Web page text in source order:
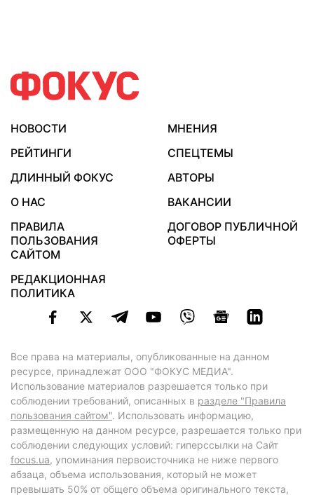
НОВОСТИ
МНЕНИЯ
РЕЙТИНГИ
СПЕЦТЕМЫ
ДЛИННЫЙ ФОКУС
АВТОРЫ
О НАС
ВАКАНСИИ
ПРАВИЛА
ПОЛЬЗОВАНИЯ
САЙТОМ
ДОГОВОР ПУБЛИЧНОЙ
ОФЕРТЫ
РЕДАКЦИОННАЯ
ПОЛИТИКА
Все права на материалы, опубликованные на данном
ресурсе, принадлежат ООО "ФОКУС МЕДИА".
Использование материалов разрешается только при
соблюдении требований, описанных в разделе "Правила
пользования сайтом". Использовать информацию,
размещенную на данном ресурсе, разрешается только при
соблюдении следующих условий: гиперссылки на Сайт
focus.ua, упоминания первоисточника не ниже первого
абзаца, объема использования, который не может
превышать 50% от общего объема оригинального текста,